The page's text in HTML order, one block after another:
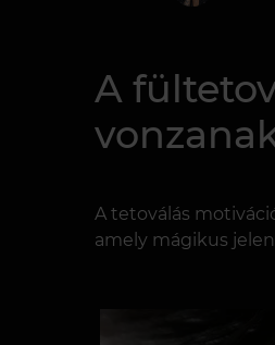
A
A tetoválás
amely mágikus